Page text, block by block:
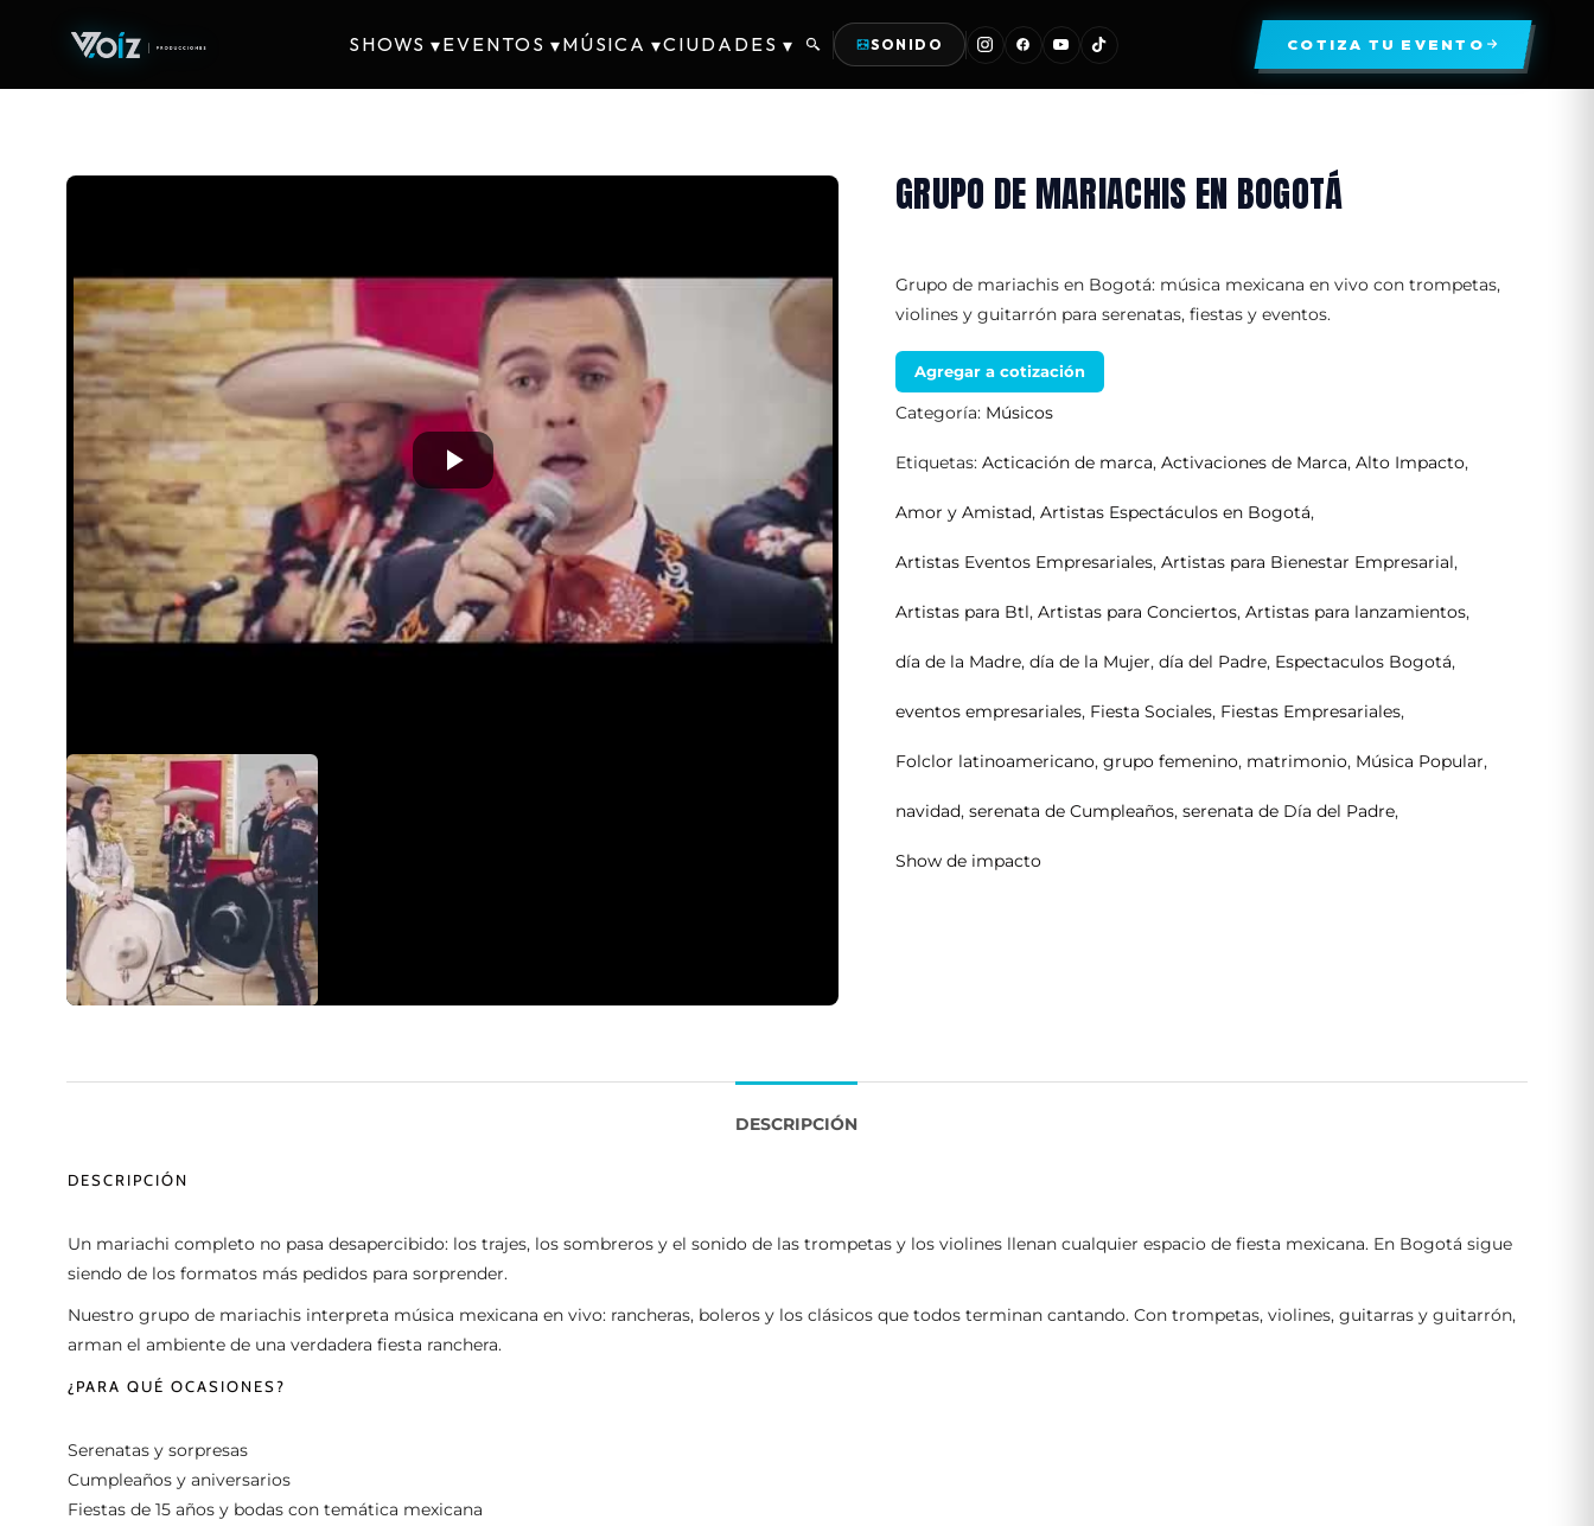
SHOWS ▾EVENTOS ▾MÚSICA ▾CIUDADES ▾ SONIDO COTIZA TU EVENTO
GRUPO DE MARIACHIS EN BOGOTÁ
Grupo de mariachis en Bogotá: música mexicana en vivo con trompetas,
violines y guitarrón para serenatas, fiestas y eventos.
Agregar a cotización
Categoría: Músicos
Etiquetas:Acticación de marca,Activaciones de Marca,Alto Impacto,
Amor y Amistad,Artistas Espectáculos en Bogotá,
Artistas Eventos Empresariales,Artistas para Bienestar Empresarial,
Artistas para Btl,Artistas para Conciertos,Artistas para lanzamientos,
día de la Madre,día de la Mujer,día del Padre, Espectaculos Bogotá,
eventos empresariales, Fiesta Sociales, Fiestas Empresariales,
Folclor latinoamericano,grupo femenino, matrimonio, Música Popular,
navidad,serenata de Cumpleaños,serenata de Día del Padre,
Show de impacto
DESCRIPCIÓN
DESCRIPCIÓN
Un mariachi completo no pasa desapercibido: los trajes, los sombreros y el sonido de las trompetas y los violines llenan cualquier espacio de fiesta mexicana. En Bogotá sigue
siendo de los formatos más pedidos para sorprender.
Nuestro grupo de mariachis interpreta música mexicana en vivo: rancheras, boleros y los clásicos que todos terminan cantando. Con trompetas, violines, guitarras y guitarrón,
arman el ambiente de una verdadera fiesta ranchera.
¿PARA QUÉ OCASIONES?
Serenatas y sorpresas
Cumpleaños y aniversarios
Fiestas de 15 años y bodas con temática mexicana